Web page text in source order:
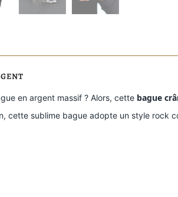
en argent massif ? Alors, cette bague
cette sublime bague adopte un style rock